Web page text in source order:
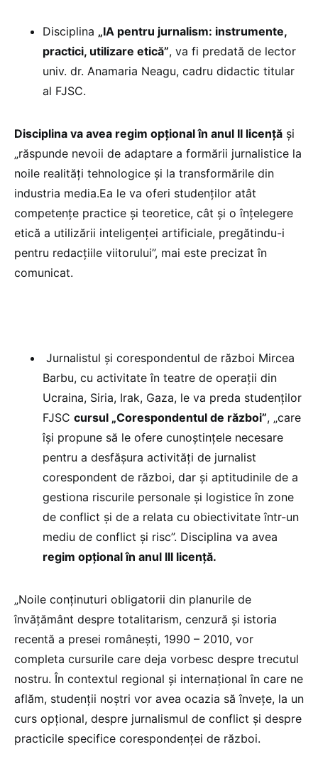
Disciplina „IA pentru jurnalism: instrumente,
practici, utilizare etică”, va fi predată de lector
univ. dr. Anamaria Neagu, cadru didactic titular
al FJSC.
Disciplina va avea regim opţional în anul II licenţă și
„răspunde nevoii de adaptare a formării jurnalistice la
noile realităţi tehnologice şi la transformările din
industria media.Ea le va oferi studenţilor atât
competenţe practice şi teoretice, cât şi o înţelegere
etică a utilizării inteligenţei artificiale, pregătindu-i
pentru redacţiile viitorului”, mai este precizat în
comunicat.
Jurnalistul şi corespondentul de război Mircea
Barbu, cu activitate în teatre de operaţii din
Ucraina, Siria, Irak, Gaza, le va preda studenţilor
FJSC cursul „Corespondentul de război”, „care
îşi propune să le ofere cunoştinţele necesare
pentru a desfăşura activităţi de jurnalist
corespondent de război, dar şi aptitudinile de a
gestiona riscurile personale şi logistice în zone
de conflict şi de a relata cu obiectivitate într-un
mediu de conflict şi risc”. Disciplina va avea
regim opţional în anul III licenţă.
„Noile conţinuturi obligatorii din planurile de
învăţământ despre totalitarism, cenzură şi istoria
recentă a presei româneşti, 1990 – 2010, vor
completa cursurile care deja vorbesc despre trecutul
nostru. În contextul regional şi internaţional în care ne
aflăm, studenţii noştri vor avea ocazia să înveţe, la un
curs opţional, despre jurnalismul de conflict şi despre
practicile specifice corespondenţei de război.